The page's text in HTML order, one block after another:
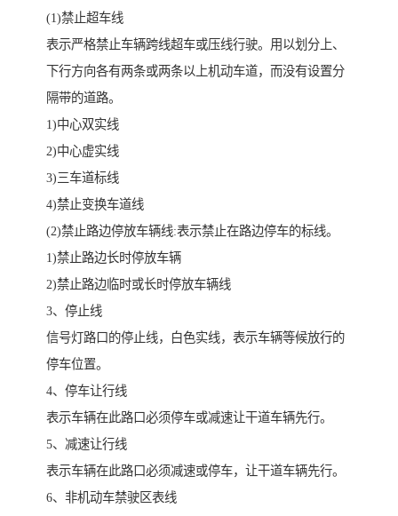
(1)禁止超车线
表示严格禁止车辆跨线超车或压线行驶。用以划分上、
下行方向各有两条或两条以上机动车道，而没有设置分
隔带的道路。
1)中心双实线
2)中心虚实线
3)三车道标线
4)禁止变换车道线
(2)禁止路边停放车辆线:表示禁止在路边停车的标线。
1)禁止路边长时停放车辆
2)禁止路边临时或长时停放车辆线
3、停止线
信号灯路口的停止线，白色实线，表示车辆等候放行的
停车位置。
4、停车让行线
表示车辆在此路口必须停车或减速让干道车辆先行。
5、减速让行线
表示车辆在此路口必须减速或停车，让干道车辆先行。
6、非机动车禁驶区表线